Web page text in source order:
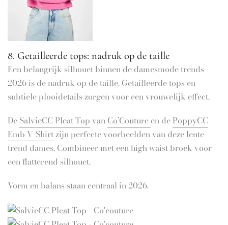
8. Getailleerde tops: nadruk op de taille
Een belangrijk silhouet binnen de damesmode trends
2026 is de nadruk op de taille. Getailleerde tops en
subtiele plooidetails zorgen voor een vrouwelijk effect.
De SalvieCC Pleat Top van Co’Couture en de PoppyCC
Emb V-Shirtzijn perfecte voorbeelden van deze lente
trend dames. Combineer met een high waist broek voor
een flatterend silhouet.
Vorm en balans staan centraal in 2026.